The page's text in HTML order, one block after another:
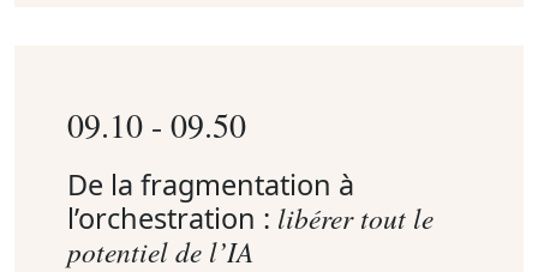
09.10 - 09.50
De la fragmentation à
l’orchestration : libérer tout le
potentiel de l’IA